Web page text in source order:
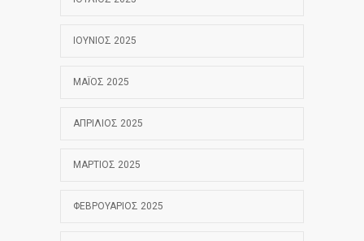
ΙΟΎΝΙΟΣ 2025
ΜΆΙΟΣ 2025
ΑΠΡΊΛΙΟΣ 2025
ΜΆΡΤΙΟΣ 2025
ΦΕΒΡΟΥΆΡΙΟΣ 2025